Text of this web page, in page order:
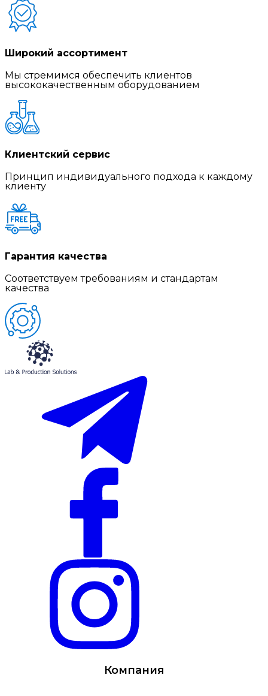
Широкий ассортимент
Мы стремимся обеспечить клиентов
высококачественным оборудованием
Клиентский сервис
Принцип индивидуального подхода к каждому
клиенту
Гарантия качества
Соответствуем требованиям и стандартам
качества
Компания